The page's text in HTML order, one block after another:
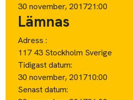
30 november, 201721:00
Lämnas
Adress :
117 43 Stockholm Sverige
Tidigast datum:
30 november, 201710:00
Senast datum: